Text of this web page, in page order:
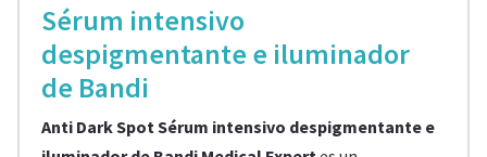
Sérum intensivo
despigmentante e iluminador
de Bandi
Anti Dark Spot Sérum intensivo despigmentante e